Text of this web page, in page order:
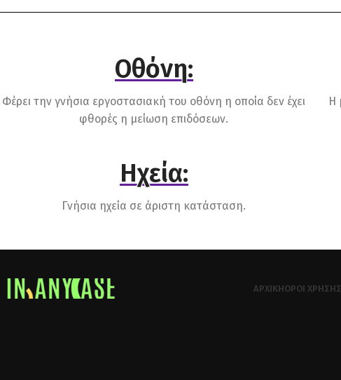
Οθόνη:
Φέρει την γνήσια εργοστασιακή του οθόνη η οποία δεν έχει
φθορές η μείωση επιδόσεων.
Η
Ηχεία:
Γνήσια ηχεία σε άριστη κατάσταση.
ΑΡΧΙΚΉΌΡΟΙ ΧΡΉΣΗΣ